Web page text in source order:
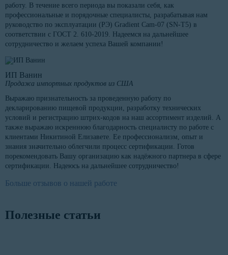
работу. В течение всего периода вы показали себя, как
профессиональные и порядочные специалисты, разрабатывая нам
руководство по эксплуатации (РЭ) Gradient Cam-07 (SN-T5) в
соответствии с ГОСТ 2. 610-2019. Надеемся на дальнейшее
сотрудничество и желаем успеха Вашей компании!
ИП Ванин
Продажа импортных продуктов из США
Выражаю признательность за проведенную работу по
декларированию пищевой продукции, разработку технических
условий и регистрацию штрих-кодов на наш ассортимент изделий. А
также выражаю искреннюю благодарность специалисту по работе с
клиентами Никитиной Елизавете. Ее профессионализм, опыт и
знания значительно облегчили процесс сертификации. Готов
порекомендовать Вашу организацию как надёжного партнера в сфере
сертификации. Надеюсь на дальнейшее сотрудничество!
Больше отзывов о нашей работе
Полезные статьи